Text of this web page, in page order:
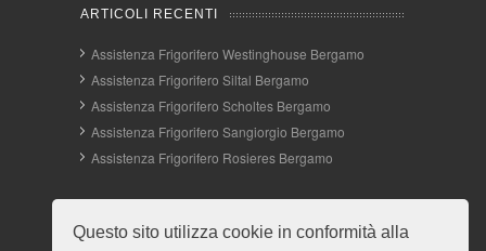
Questo sito utilizza cookie in conformità alla
ARTICOLI RECENTI
Assistenza Frigorifero Westinghouse Bergamo
Assistenza Frigorifero Siltal Bergamo
Assistenza Frigorifero Scholtes Bergamo
Assistenza Frigorifero Sangiorgio Bergamo
Assistenza Frigorifero Rosieres Bergamo